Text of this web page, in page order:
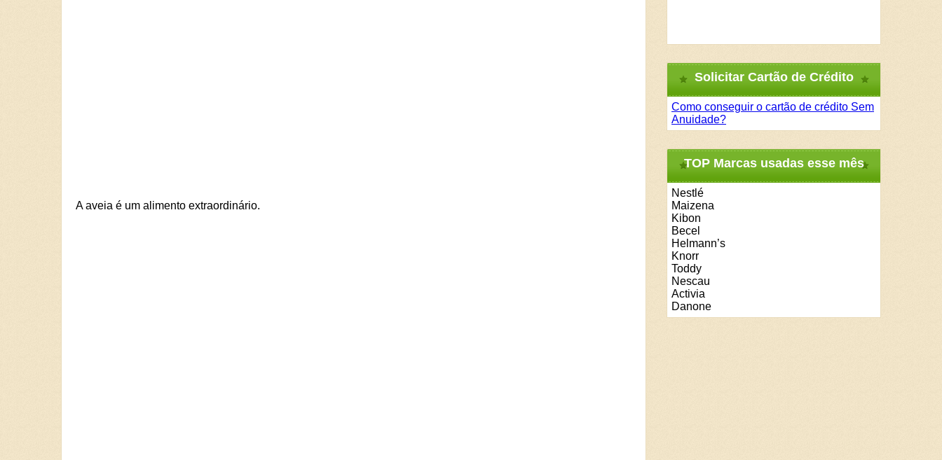
A aveia é um alimento extraordinário.
Solicitar Cartão de Crédito
Como conseguir o cartão de crédito Sem
Anuidade?
TOP Marcas usadas esse mês
Nestlé
Maizena
Kibon
Becel
Helmann’s
Knorr
Toddy
Nescau
Activia
Danone